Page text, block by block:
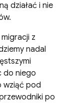
działać i nie
z
nadal
do niego
wziąć pod
po